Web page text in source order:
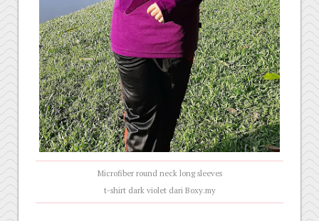
Microfiber round neck long sleeves
t-shirt dark violet dari Boxy.my